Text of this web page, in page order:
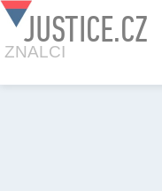
JUSTICE.CZ
ZNALCI